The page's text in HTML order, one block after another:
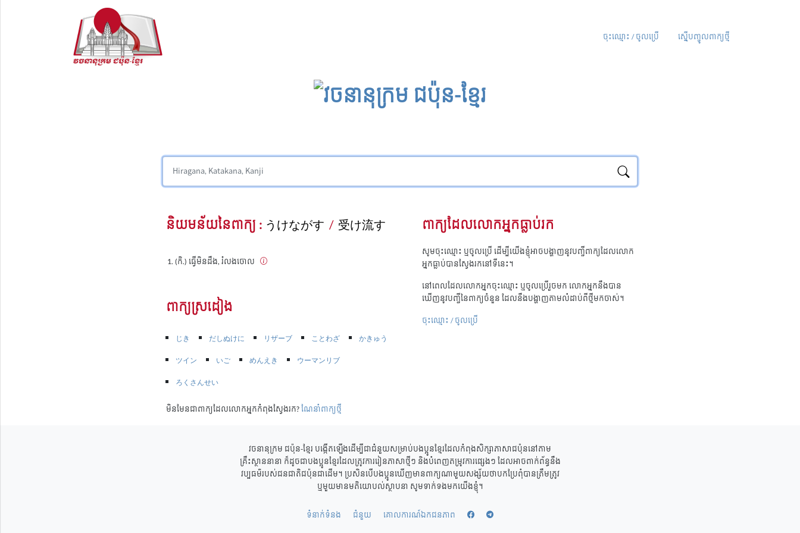
ចុះឈ្មោះ / ចូលប្រើ ស្នើបញ្ចូលពាក្យថ្មី
និយមន័យនៃពាក្យ : うけながす / 受け流す
(កិ.) ធ្វើមិនដឹង, រំលងចោល
ពាក្យស្រដៀង
じき だしぬけに リザーブ ことわざ
かきゅう
ツイン
いご めんえき
ウーマンリブ
ろくさんせい
មិនមែនជាពាក្យដែលលោកអ្នកកំពុងស្វែងរក?ណែនាំពាក្យថ្មី
ពាក្យដែលលោកអ្នកធ្លាប់រក
សូមចុះឈ្មោះ ឬចូលប្រើ ដើម្បីយើងខ្ញុំអាចបង្ហាញនូវបញ្ជីពាក្យដែលលោក
អ្នកធ្លាប់បានស្វែងរកនៅទីនេះ។
នៅពេលដែលលោកអ្នកចុះឈ្មោះ ឬចូលប្រើរួចមក លោកអ្នកនឹងបាន
ឃើញនូវបញ្ជីនៃពាក្យចំនួន ដែលនឹងបង្ហាញតាមលំដាប់ពីថ្មីមកចាស់។
ចុះឈ្មោះ / ចូលប្រើ
វចនានុក្រម ជប៉ុន-ខ្មែរ បង្កើតឡើងដើម្បីជាជំនួយសម្រាប់បងប្អូនខ្មែរដែលកំពុងសិក្សាភាសាជប៉ុននៅតាម
គ្រឹះស្ថាននានា ក៏ដូចជាបងប្អូនខ្មែរដែលត្រូវការរៀនភាសាថ្មីៗ និងបំពេញតម្រូវការផ្សេងៗ ដែលអាចពាក់ព័ន្ធនឹង
វប្បធម៌របស់ជនជាតិជប៉ុនជាដើម។ ប្រសិនបើបងប្អូនឃើញមានពាក្យណាមួយសង្ស័យថាបកប្រែពុំបានត្រឹមត្រូវ
ឬមួយមានមតិយោបល់ស្ថាបនា សូមទាក់ទងមកយើងខ្ញុំ។
ទំនាក់ទំនង ជំនួយ គោលការណ៍ឯកជនភាព